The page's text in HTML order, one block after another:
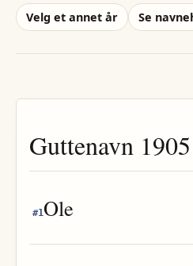
Velg et annet år Se
Guttenavn 1905
#1 Ole